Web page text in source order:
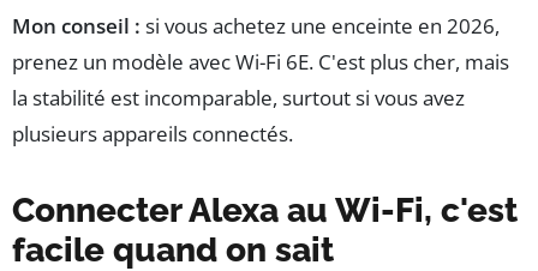
Mon conseil : si vous achetez une enceinte en 2026,
prenez un modèle avec Wi-Fi 6E. C'est plus cher, mais
la stabilité est incomparable, surtout si vous avez
plusieurs appareils connectés.
Connecter Alexa au Wi-Fi, c'est
facile quand on sait